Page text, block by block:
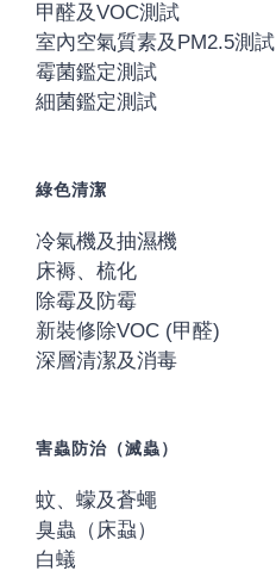
甲醛及VOC測試
室內空氣質素及PM2.5測試
霉菌鑑定測試
細菌鑑定測試
綠色清潔
冷氣機及抽濕機
床褥、梳化
除霉及防霉
新裝修除VOC (甲醛)
深層清潔及消毒
害蟲防治（滅蟲）
蚊、蠓及蒼蠅
臭蟲（床蝨）
白蟻